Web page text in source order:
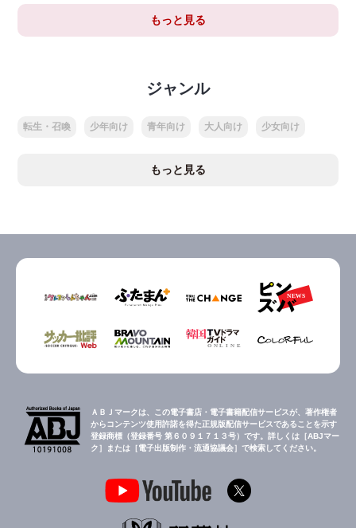
もっと見る
ジャンル
転生・召喚 少年向け 青年向け 大人向け 少女向け
もっと見る
ＡＢＪマークは、この電子書店・電子書籍配信サービスが、著作権者
からコンテンツ使用許諾を得た正規版配信サービスであることを示す
登録商標（登録番号 第６０９１７１３号）です。詳しくは［ABJマー
ク］または［電子出版制作・流通協議会］で検索してください。